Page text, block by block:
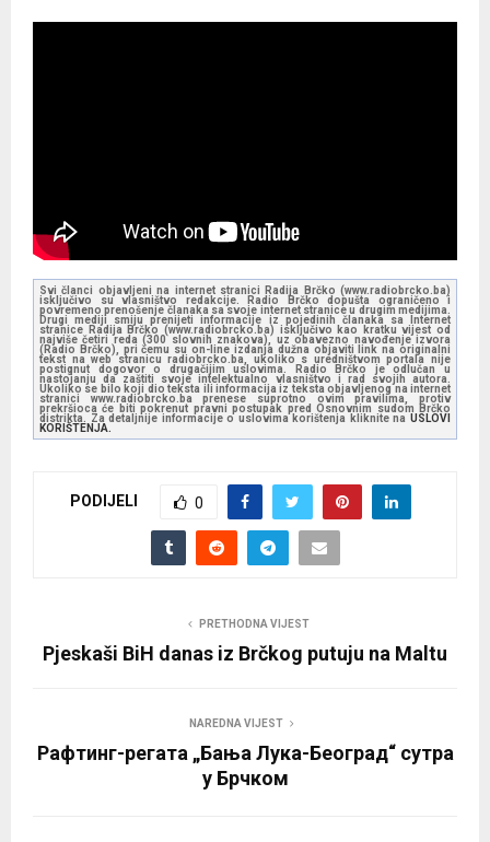
Svi članci objavljeni na internet stranici Radija Brčko (www.radiobrcko.ba)
isključivo su vlasništvo redakcije. Radio Brčko dopušta ograničeno i
povremeno prenošenje članaka sa svoje internet stranice u drugim medijima.
Drugi mediji smiju prenijeti informacije iz pojedinih članaka sa Internet
stranice Radija Brčko (www.radiobrcko.ba) isključivo kao kratku vijest od
najviše četiri reda (300 slovnih znakova), uz obavezno navođenje izvora
(Radio Brčko), pri čemu su on-line izdanja dužna objaviti link na originalni
tekst na web stranicu radiobrcko.ba, ukoliko s uredništvom portala nije
postignut dogovor o drugačijim uslovima. Radio Brčko je odlučan u
nastojanju da zaštiti svoje intelektualno vlasništvo i rad svojih autora.
Ukoliko se bilo koji dio teksta ili informacija iz teksta objavljenog na internet
stranici www.radiobrcko.ba prenese suprotno ovim pravilima, protiv
prekršioca će biti pokrenut pravni postupak pred Osnovnim sudom Brčko
distrikta. Za detaljnije informacije o uslovima korištenja kliknite na USLOVI
KORIŠTENJA.
PODIJELI 0
PRETHODNA VIJEST
Pjeskaši BiH danas iz Brčkog putuju na Maltu
NAREDNA VIJEST
Рафтинг-регата „Бања Лука-Београд“ сутра
у Брчком